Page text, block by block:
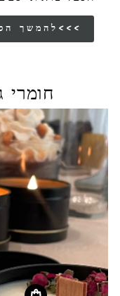
להמשך הסיפור שלי<<<
חומרי